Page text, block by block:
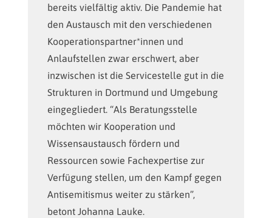
bereits vielfältig aktiv. Die Pandemie hat
den Austausch mit den verschiedenen
Kooperationspartner*innen und
Anlaufstellen zwar erschwert, aber
inzwischen ist die Servicestelle gut in die
Strukturen in Dortmund und Umgebung
eingegliedert. “Als Beratungsstelle
möchten wir Kooperation und
Wissensaustausch fördern und
Ressourcen sowie Fachexpertise zur
Verfügung stellen, um den Kampf gegen
Antisemitismus weiter zu stärken”,
betont Johanna Lauke.